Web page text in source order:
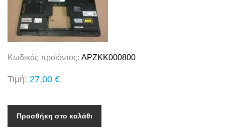
Κωδικός προϊόντος: APZKK000800
Τιμή: 27,00 €
Προσθήκη στο καλάθι